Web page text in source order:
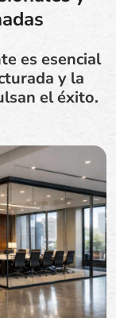
es esencial
y la
el éxito.